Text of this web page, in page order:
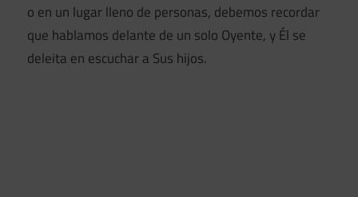
o en un lugar lleno de personas, debemos recordar
que hablamos delante de un solo Oyente, y Él se
deleita en escuchar a Sus hijos.